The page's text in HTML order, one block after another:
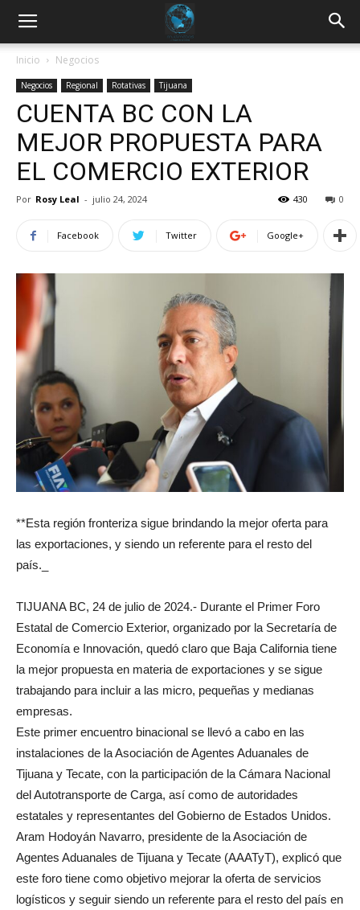
Inicio Negocios
Negocios Regional Rotativas Tijuana
CUENTA BC CON LA
MEJOR PROPUESTA PARA
EL COMERCIO EXTERIOR
Por Rosy Leal - julio 24, 2024 0
430
Facebook Twitter Google+
**Esta región fronteriza sigue brindando la mejor oferta para
las exportaciones, y siendo un referente para el resto del
país._
TIJUANA BC, 24 de julio de 2024.- Durante el Primer Foro
Estatal de Comercio Exterior, organizado por la Secretaría de
Economía e Innovación, quedó claro que Baja California tiene
la mejor propuesta en materia de exportaciones y se sigue
trabajando para incluir a las micro, pequeñas y medianas
empresas.
Este primer encuentro binacional se llevó a cabo en las
instalaciones de la Asociación de Agentes Aduanales de
Tijuana y Tecate, con la participación de la Cámara Nacional
del Autotransporte de Carga, así como de autoridades
estatales y representantes del Gobierno de Estados Unidos.
Aram Hodoyán Navarro, presidente de la Asociación de
Agentes Aduanales de Tijuana y Tecate (AAATyT), explicó que
este foro tiene como objetivo mejorar la oferta de servicios
logísticos y seguir siendo un referente para el resto del país en